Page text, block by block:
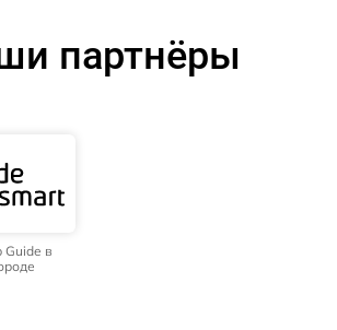
партнёры
Guide в